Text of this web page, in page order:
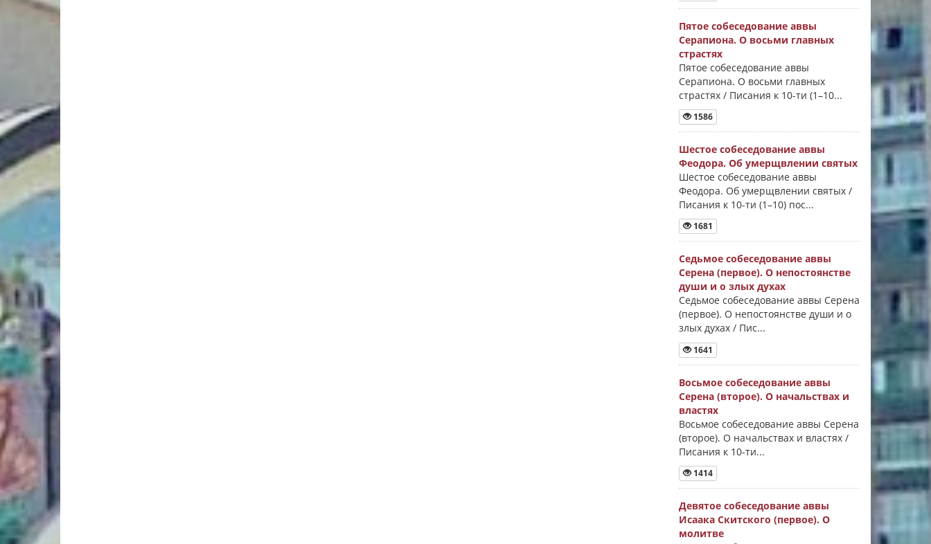
Пятое собеседование аввы
Серапиона. О восьми главных
страстях
Пятое собеседование аввы
Серапиона. О восьми главных
страстях / Писания к 10-ти (1–10...
1586
Шестое собеседование аввы
Феодора. Об умерщвлении святых
Шестое собеседование аввы
Феодора. Об умерщвлении святых /
Писания к 10-ти (1–10) пос...
1681
Седьмое собеседование аввы
Серена (первое). О непостоянстве
души и о злых духах
Седьмое собеседование аввы Серена
(первое). О непостоянстве души и о
злых духах / Пис...
1641
Восьмое собеседование аввы
Серена (второе). О начальствах и
властях
Восьмое собеседование аввы Серена
(второе). О начальствах и властях /
Писания к 10-ти...
1414
Девятое собеседование аввы
Исаака Скитского (первое). О
молитве